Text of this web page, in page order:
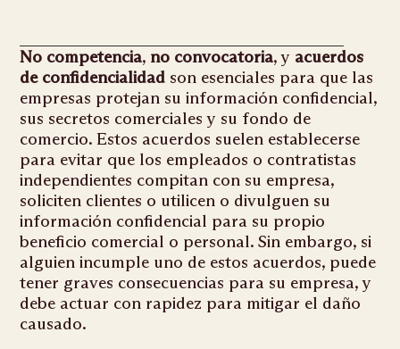
No competencia, no convocatoria, y acuerdos
de confidencialidad son esenciales para que las
empresas protejan su información confidencial,
sus secretos comerciales y su fondo de
comercio. Estos acuerdos suelen establecerse
para evitar que los empleados o contratistas
independientes compitan con su empresa,
soliciten clientes o utilicen o divulguen su
información confidencial para su propio
beneficio comercial o personal. Sin embargo, si
alguien incumple uno de estos acuerdos, puede
tener graves consecuencias para su empresa, y
debe actuar con rapidez para mitigar el daño
causado.